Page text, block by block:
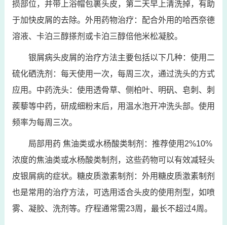
损部位，并带上浴帽包裹头皮，第二天早上清洗掉，有助
于加快皮屑的去除。外用药物治疗：配合外用的哈西奈德
溶液、卡泊三醇搽剂或卡泊三醇倍他米松凝胶。
银屑病头皮屑的治疗方法主要包括以下几种：使用二
硫化硒洗剂：每天使用一次，每周三次，通过洗头的方式
应用。中药洗头：使用透骨草、侧柏叶、明矾、皂刺、刺
蒺藜等中药，研成细粉末后，用温水泡开冲洗头部。使用
频率为每周三次。
局部用药 焦油类或水杨酸类制剂：推荐使用2%10%
浓度的焦油类或水杨酸类制剂，这些药物可以有效减轻头
皮银屑病的症状。糖皮质激素制剂：外用糖皮质激素制剂
也是常用的治疗方法，可选用适合头皮的使用剂型，如喷
雾、凝胶、洗剂等。疗程通常需23周，最长不超过4周。